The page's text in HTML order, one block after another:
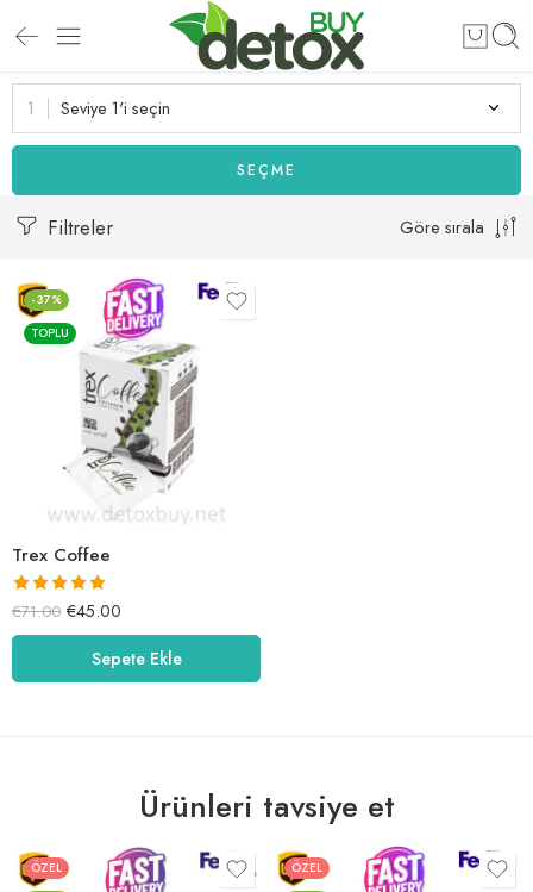
Seviye 1'i seçin
SEÇME
Filtreler Göre sırala
-37%
TOPLU
Trex Coffee
5 üzerinden
5.00oy aldı
€71.00 €45.00
Sepete Ekle
Ürünleri tavsiye et
ÖZEL
ÖZEL